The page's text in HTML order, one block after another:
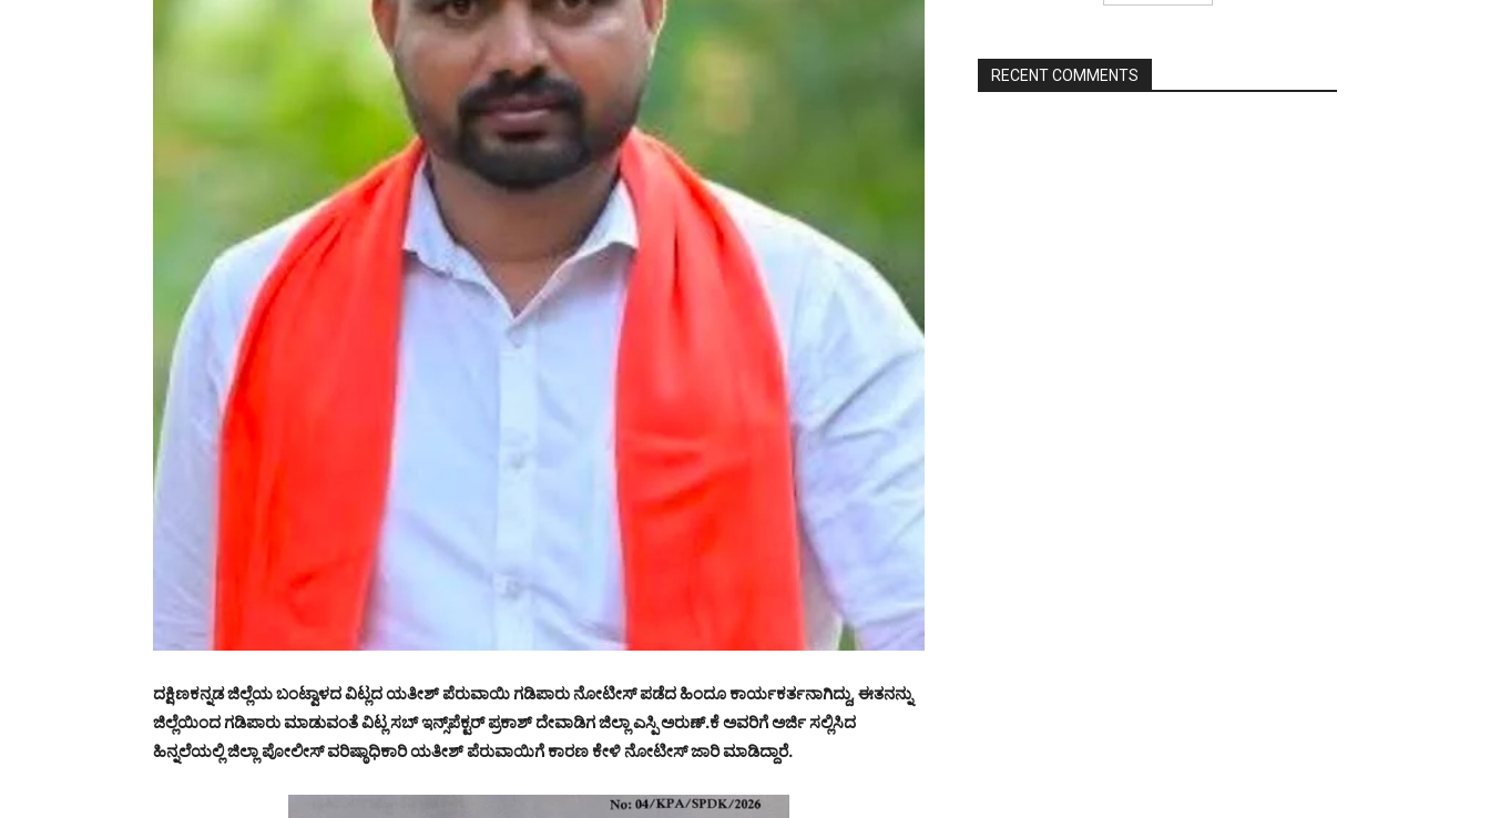
ದಕ್ಷಿಣಕನ್ನಡ ಜಿಲ್ಲೆಯ ಬಂಟ್ವಾಳದ ವಿಟ್ಲದ ಯತೀಶ್ ಪೆರುವಾಯಿ ಗಡಿಪಾರು ನೋಟೀಸ್ ಪಡೆದ ಹಿಂದೂ ಕಾರ್ಯಕರ್ತನಾಗಿದ್ದು, ಈತನನ್ನು
ಜಿಲ್ಲೆಯಿಂದ ಗಡಿಪಾರು ಮಾಡುವಂತೆ ವಿಟ್ಲ ಸಬ್ ಇನ್ಸ್‌ಪೆಕ್ಟರ್ ಪ್ರಕಾಶ್ ದೇವಾಡಿಗ ಜಿಲ್ಲಾ ಎಸ್ಪಿ ಅರುಣ್.ಕೆ ಅವರಿಗೆ ಅರ್ಜಿ ಸಲ್ಲಿಸಿದ
ಹಿನ್ನಲೆಯಲ್ಲಿ ಜಿಲ್ಲಾ ಪೋಲೀಸ್ ವರಿಷ್ಠಾಧಿಕಾರಿ ಯತೀಶ್ ಪೆರುವಾಯಿಗೆ ಕಾರಣ ಕೇಳಿ ನೋಟೀಸ್ ಜಾರಿ ಮಾಡಿದ್ದಾರೆ.
RECENT COMMENTS